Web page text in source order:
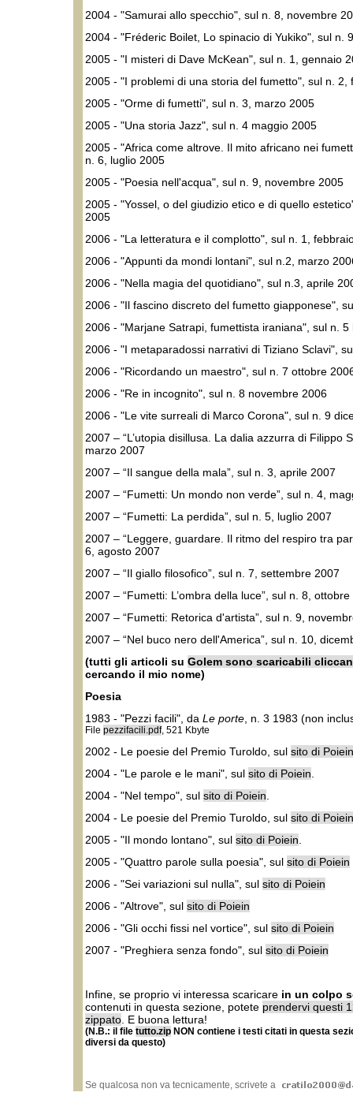
2004 - "Samurai allo specchio", sul n. 8, novembre
2004 - "Fréderic Boilet, Lo spinacio di Yukiko", sul n.
2005 - "I misteri di Dave McKean", sul n. 1, gennaio
2005 - "I problemi di una storia del fumetto", sul n. 2,
2005 - "Orme di fumetti", sul n. 3, marzo 2005
2005 - "Una storia Jazz", sul n. 4 maggio 2005
2005 - "Africa come altrove. Il mito africano nei
n. 6, luglio 2005
2005 - "Poesia nell'acqua", sul n. 9, novembre 2005
2005 - "Yossel, o del giudizio etico e di quello
2005
2006 - "La letteratura e il complotto", sul n. 1,
2006 - "Appunti da mondi lontani", sul n.2, marzo
2006 - "Nella magia del quotidiano", sul n.3, aprile
2006 - "Il fascino discreto del fumetto giapponese",
2006 - "Marjane Satrapi, fumettista iraniana", sul n. 5
2006 - "I metaparadossi narrativi di Tiziano Sclavi",
2006 - "Ricordando un maestro", sul n. 7 ottobre
2006 - "Re in incognito", sul n. 8 novembre 2006
2006 - "Le vite surreali di Marco Corona", sul n. 9
2007 – “L’utopia disillusa. La dalia azzurra di Filippo
marzo 2007
2007 – “Il sangue della mala”, sul n. 3, aprile 2007
2007 – “Fumetti: Un mondo non verde”, sul n. 4,
2007 – “Fumetti: La perdida”, sul n. 5, luglio 2007
2007 – “Leggere, guardare. Il ritmo del respiro tra
6, agosto 2007
2007 – “Il giallo filosofico”, sul n. 7, settembre 2007
2007 – “Fumetti: L’ombra della luce”, sul n. 8,
2007 – “Fumetti: Retorica d'artista”, sul n. 9,
2007 – “Nel buco nero dell'America”, sul n. 10,
(tutti gli articoli su Golem sono scaricabili
cercando il mio nome)
Poesia
1983 - "Pezzi facili", da Le porte , n. 3 1983 (non
File pezzifacili.pdf, 521 Kbyte
2002 - Le poesie del Premio Turoldo, sul sito di Poiein
2004 - "Le parole e le mani", sul sito di Poiein
2004 - "Nel tempo", sul sito di Poiein
2004 - Le poesie del Premio Turoldo, sul sito di Poiein
2005 - "Il mondo lontano", sul sito di Poiein
2005 - "Quattro parole sulla poesia", sul sito di Poiein
2006 - "Sei variazioni sul nulla", sul sito di Poiein
2006 - "Altrove", sul sito di Poiein
2006 - "Gli occhi fissi nel vortice", sul sito di Poiein
2007 - "Preghiera senza fondo", sul sito di Poiein
Infine, se proprio vi interessa scaricare in un colpo
contenuti in questa sezione, potete prendervi questi
zippato . E buona lettura!
(N.B.: il file tutto.zip NON contiene i testi citati in questa
diversi da questo)
Se qualcosa non va tecnicamente, scrivete a